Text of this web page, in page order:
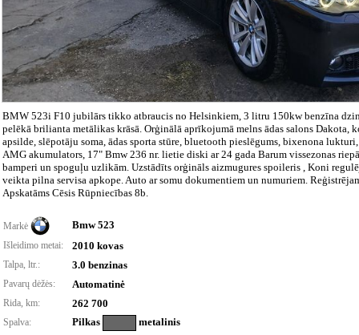
BMW 523i F10 jubilārs tikko atbraucis no Helsinkiem, 3 litru 150kw benzīna
pelēkā brilianta metālikas krāsā. Orģinālā aprīkojumā melns ādas salons Dakota,
apsilde, slēpotāju soma, ādas sporta stūre, bluetooth pieslēgums, bixenona
AMG akumulators, 17" Bmw 236 nr. lietie diski ar 24 gada Barum vissezonas
bamperi un spoguļu uzlikām. Uzstādīts orģināls aizmugures spoileris , Koni
veikta pilna servisa apkope. Auto ar somu dokumentiem un numuriem.
Apskatāms Cēsis Rūpniecības 8b.
Markė Bmw 523
Išleidimo metai: 2010 kovas
Talpa, ltr.: 3.0 benzinas
Pavarų dėžės: Automatinė
Rida, km: 262 700
Spalva: Pilkas metalinis